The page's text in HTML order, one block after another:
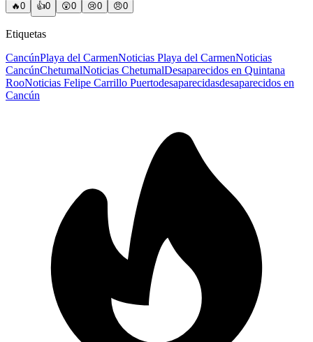
🔥0 👍0 😲0 😢0 😠0
Etiquetas
CancúnPlaya del CarmenNoticias Playa del CarmenNoticias
CancúnChetumalNoticias ChetumalDesaparecidos en Quintana
RooNoticias Felipe Carrillo Puertodesaparecidasdesaparecidos en
Cancún